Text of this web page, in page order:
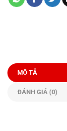
MÔ TẢ
ĐÁNH GIÁ (0)